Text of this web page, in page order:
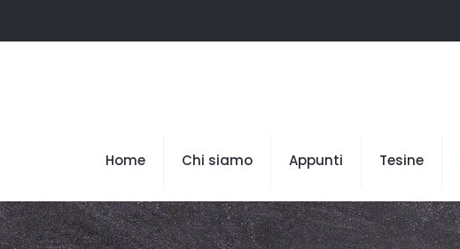
Home Chi siamo Appunti Tesine